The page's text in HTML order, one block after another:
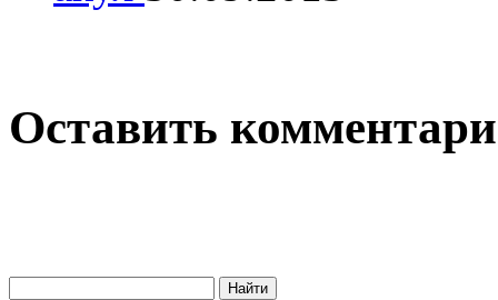
Оставить